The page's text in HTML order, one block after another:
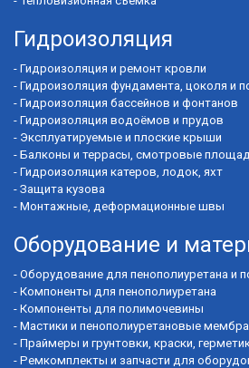
Гидроизоляция
- Гидроизоляция и ремонт кровли
- Гидроизоляция фундамента, цоколя и
- Гидроизоляция бассейнов и фонтанов
- Гидроизоляция водоёмов и прудов
- Эксплуатируемые и плоские крыши
- Балконы и террасы, смотровые
- Гидроизоляция катеров, лодок, яхт
- Защита кузова
- Монтажные, деформационные швы
Оборудование и
- Оборудование для пенополиуретана и
- Компоненты для пенополиуретана
- Компоненты для полимочевины
- Мастики и пенополиуретановые
- Праймеры и грунтовки, краски,
- Ремкомплекты и запчасти для